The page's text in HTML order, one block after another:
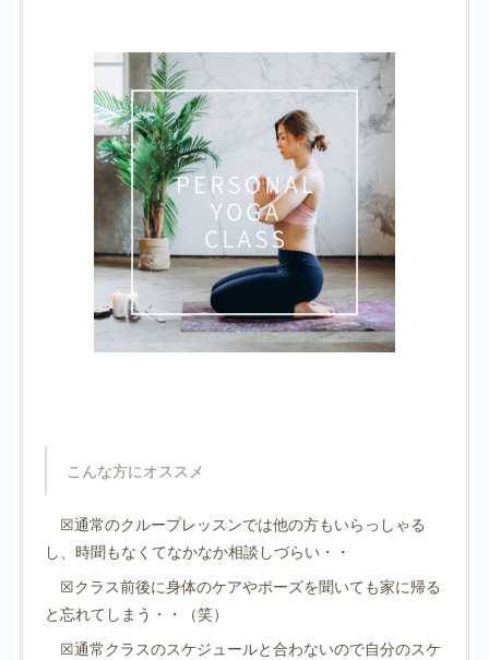
こんな方にオススメ
☒通常のクループレッスンでは他の方もいらっしゃる
し、時聞もなくてなかなか相談しづらい・・
☒クラス前後に身体のケアやポーズを聞いても家に帰る
と忘れてしまう・・（笑）
☒通常クラスのスケジュールと合わないので自分のスケ